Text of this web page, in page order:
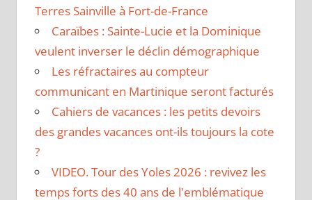
Terres Sainville à Fort-de-France
Caraïbes : Sainte-Lucie et la Dominique
veulent inverser le déclin démographique
Les réfractaires au compteur
communicant en Martinique seront facturés
Cahiers de vacances : les petits devoirs
des grandes vacances ont-ils toujours la cote
?
VIDEO. Tour des Yoles 2026 : revivez les
temps forts des 40 ans de l'emblématique